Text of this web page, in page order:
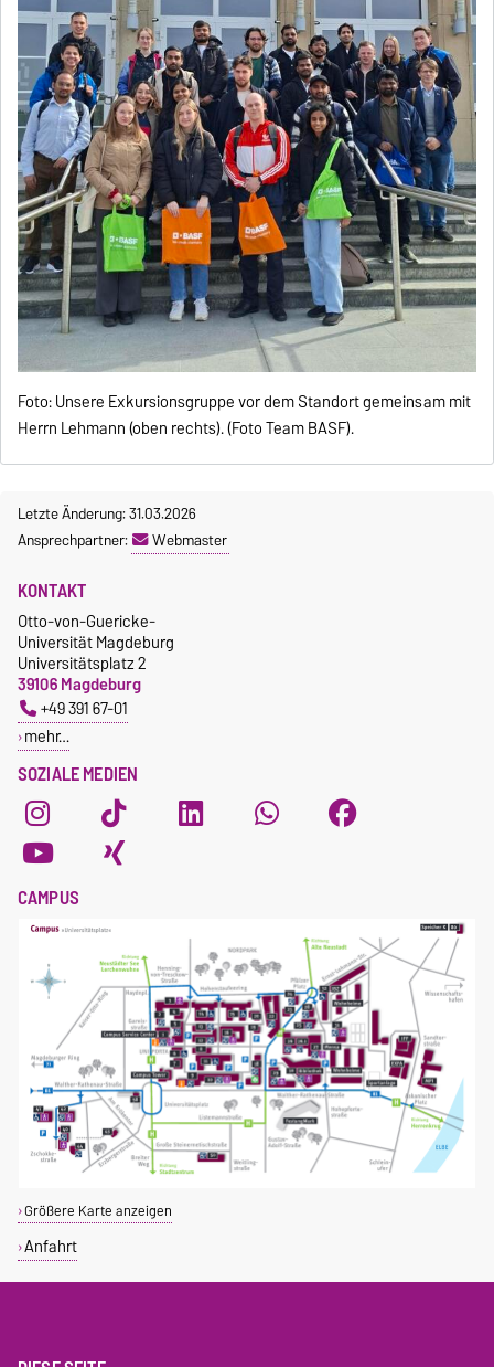
Foto: Unsere Exkursionsgruppe vor dem Standort gemeinsam mit
Herrn Lehmann (oben rechts). (Foto Team BASF).
Letzte Änderung: 31.03.2026
Ansprechpartner:
Webmaster
SOZIALE MEDIEN
KONTAKT
Otto-von-Guericke-
Universität Magdeburg
Universitätsplatz 2
39106 Magdeburg
+49 391 67-01
mehr…
CAMPUS
Größere Karte anzeigen
Anfahrt